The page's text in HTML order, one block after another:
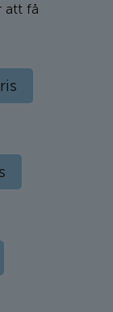
att få